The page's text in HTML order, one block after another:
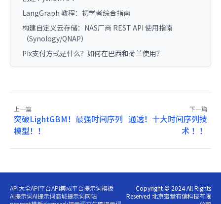
LangGraph 教程：初学者综合指南
构建自定义云存储：NAS厂商 REST API 使用指南
（Synology/QNAP）
Pix支付方式是什么？如何在巴西和荷兰使用？
上一篇
突破LightGBM！最强时间序列
模型！！
下一篇
通透！十大时间序列技
术 ！！
API大全API平台API集成平台提示词模板
AI提示词AI提示词商城提示词网站
Copyright © 2024 All Rights
Reserved 北京蜜堂有信科技有限